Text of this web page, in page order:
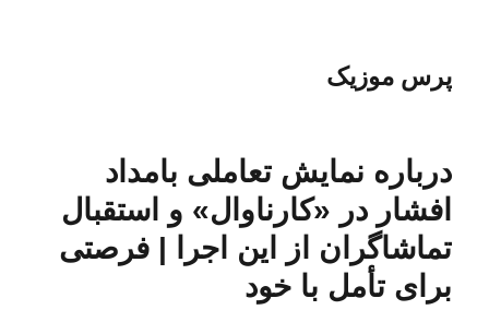
پرس موزیک
درباره نمایش تعاملی بامداد
افشار در «کارناوال» و استقبال
تماشاگران از این اجرا | فرصتی
برای تأمل با خود